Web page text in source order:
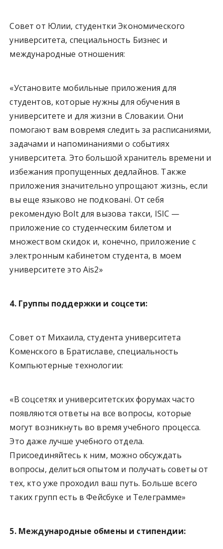
Совет от Юлии, студентки Экономического
университета, специальность Бизнес и
международные отношения:
«Установите мобильные приложения для
студентов, которые нужны для обучения в
университете и для жизни в Словакии. Они
помогают вам вовремя следить за расписаниями,
задачами и напоминаниями о событиях
университета. Это большой хранитель времени и
избежания пропущенных дедлайнов. Также
приложения значительно упрощают жизнь, если
вы еще языково не подковані. От себя
рекомендую Bolt для вызова такси, ISIC —
приложение со студенческим билетом и
множеством скидок и, конечно, приложение с
электронным кабинетом студента, в моем
университете это Ais2»
4. Группы поддержки и соцсети:
Совет от Михаила, студента университета
Коменского в Братиславе, специальность
Компьютерные технологии:
«В соцсетях и университетских форумах часто
появляются ответы на все вопросы, которые
могут возникнуть во время учебного процесса.
Это даже лучше учебного отдела.
Присоединяйтесь к ним, можно обсуждать
вопросы, делиться опытом и получать советы от
тех, кто уже проходил ваш путь. Больше всего
таких групп есть в Фейсбуке и Телеграмме»
5. Международные обмены и стипендии: